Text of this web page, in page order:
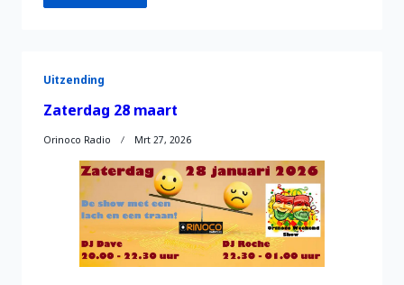
Uitzending
Zaterdag 28 maart
Orinoco Radio Mrt 27, 2026